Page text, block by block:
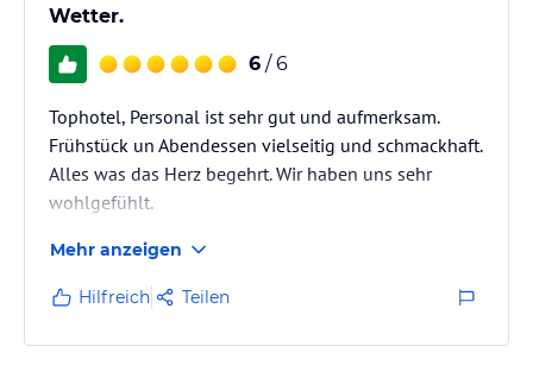
Wetter.
6 / 6
Tophotel, Personal ist sehr gut und aufmerksam.
Frühstück un Abendessen vielseitig und schmackhaft.
Alles was das Herz begehrt. Wir haben uns sehr
wohlgefühlt.
Mehr anzeigen
Hilfreich Teilen